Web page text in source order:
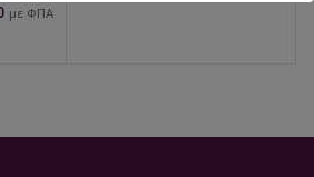
με ΦΠΑ